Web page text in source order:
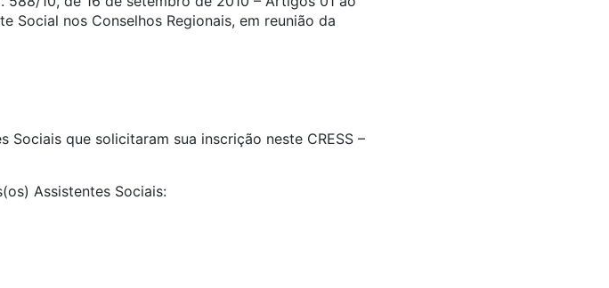
Social nos Conselhos Regionais, em reunião da
Sociais que solicitaram sua inscrição neste CRESS –
Assistentes Sociais: